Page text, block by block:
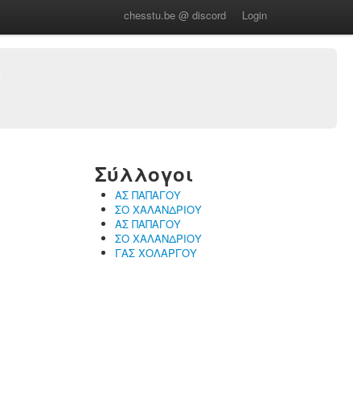
chesstu.be @ discord Login
Σύλλογοι
ΑΣ ΠΑΠΑΓΟΥ
ΣΟ ΧΑΛΑΝΔΡΙΟΥ
ΑΣ ΠΑΠΑΓΟΥ
ΣΟ ΧΑΛΑΝΔΡΙΟΥ
ΓΑΣ ΧΟΛΑΡΓΟΥ